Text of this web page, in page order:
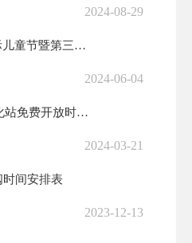
2024-08-29
路园镇庆祝“六一”国际儿童节暨第三届“舌尖上的路园”美食文化推介活动
2024-06-04
2024年路园镇综合文化站免费开放时间公示
2024-03-21
时间安排表
2023-12-13